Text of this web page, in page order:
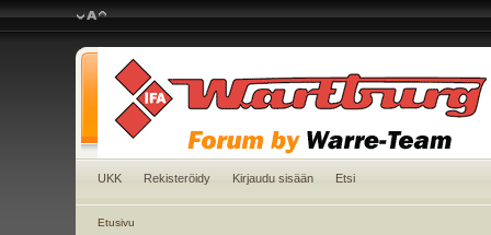
UKK Rekisteröidy Kirjaudu sisään Etsi
Etusivu